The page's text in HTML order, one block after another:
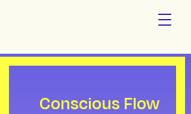
Conscious Flow